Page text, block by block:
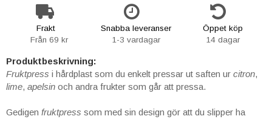
Frakt
Från 69 kr
Snabba leveranser
1-3 vardagar
Öppet köp
14 dagar
Produktbeskrivning:
Fruktpress i hårdplast som du enkelt pressar ut saften ur citron,
lime, apelsin och andra frukter som går att pressa.
Gedigen fruktpress som med sin design gör att du slipper ha